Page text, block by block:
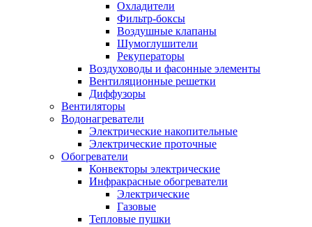
Охладители
Фильтр-боксы
Воздушные клапаны
Шумоглушители
Рекуператоры
Воздуховоды и фасонные элементы
Вентиляционные решетки
Диффузоры
Вентиляторы
Водонагреватели
Электрические накопительные
Электрические проточные
Обогреватели
Конвекторы электрические
Инфракрасные обогреватели
Электрические
Газовые
Тепловые пушки